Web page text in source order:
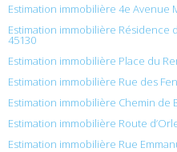
Estimation immobilière 4e Avenue
Estimation immobilière Résidence
45130
Estimation immobilière Place du
Estimation immobilière Rue des
Estimation immobilière Chemin de
Estimation immobilière Route
Estimation immobilière Rue